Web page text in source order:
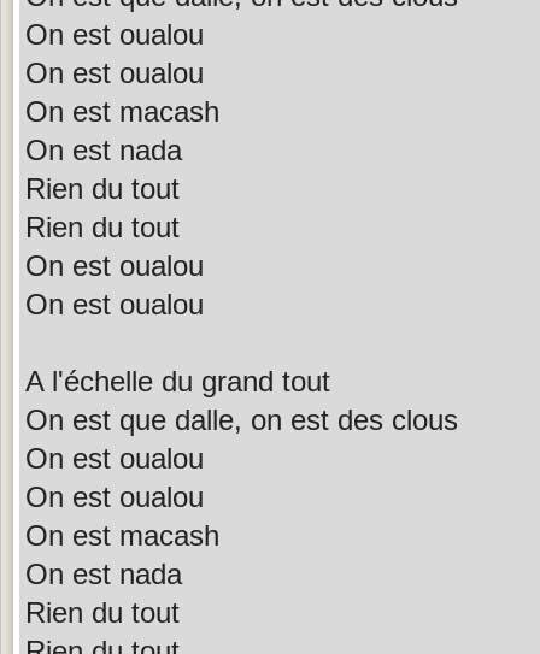
On est oualou
On est oualou
On est macash
On est nada
Rien du tout
Rien du tout
On est oualou
On est oualou
A l'échelle du grand tout
On est que dalle, on est des clous
On est oualou
On est oualou
On est macash
On est nada
Rien du tout